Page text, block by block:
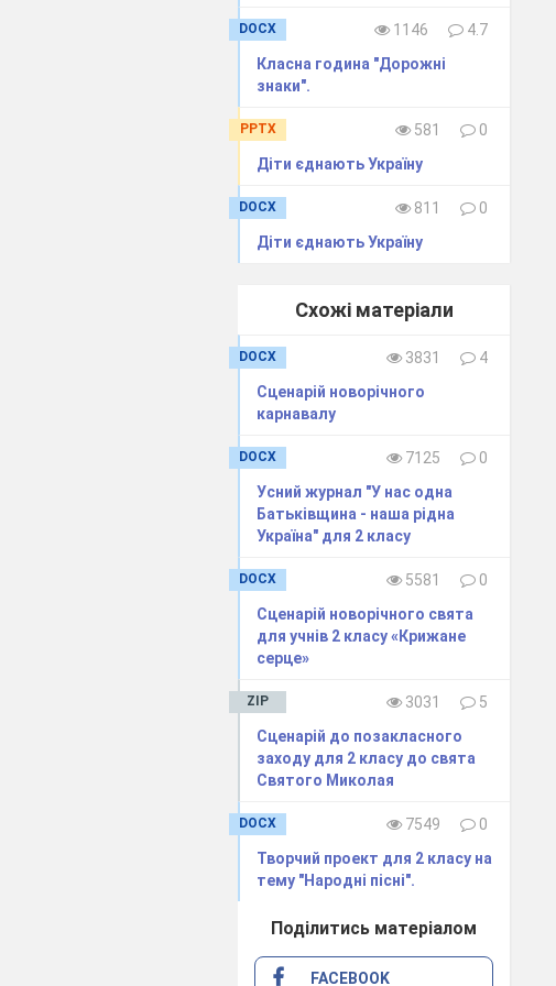
DOCX 1146
4.7
Класна година "Дорожні
знаки".
PPTX 581
0
Діти єднають Україну
DOCX 811
0
Діти єднають Україну
Схожі матеріали
DOCX 3831
4
Сценарій новорічного
карнавалу
DOCX 7125
0
Усний журнал "У нас одна
Батьківщина - наша рідна
Україна" для 2 класу
DOCX 5581
0
Сценарій новорічного свята
для учнів 2 класу «Крижане
серце»
ZIP 3031
5
Сценарій до позакласного
заходу для 2 класу до свята
Святого Миколая
DOCX 7549
0
Творчий проект для 2 класу на
тему "Народні пісні".
Поділитись матеріалом
FACEBOOK